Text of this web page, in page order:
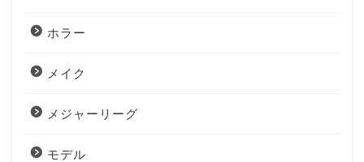
ホラー
メイク
メジャーリーグ
モデル